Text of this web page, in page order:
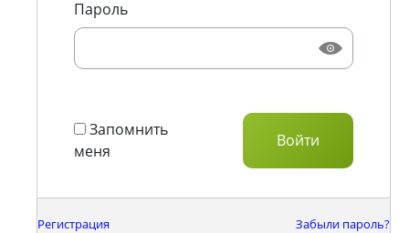
Пароль
Запомнить
меня
Регистрация Забыли пароль?